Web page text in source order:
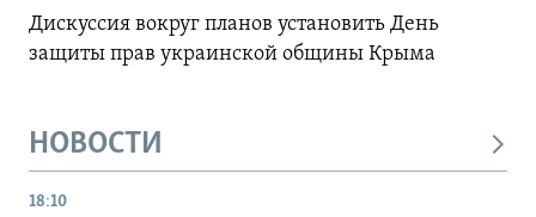
Дискуссия вокруг планов установить День
защиты прав украинской общины Крыма
НОВОСТИ
18:10